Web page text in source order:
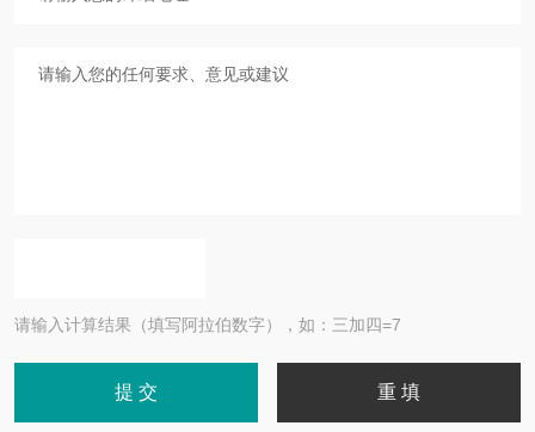
请输入计算结果（填写阿拉伯数字），如：三加四=7